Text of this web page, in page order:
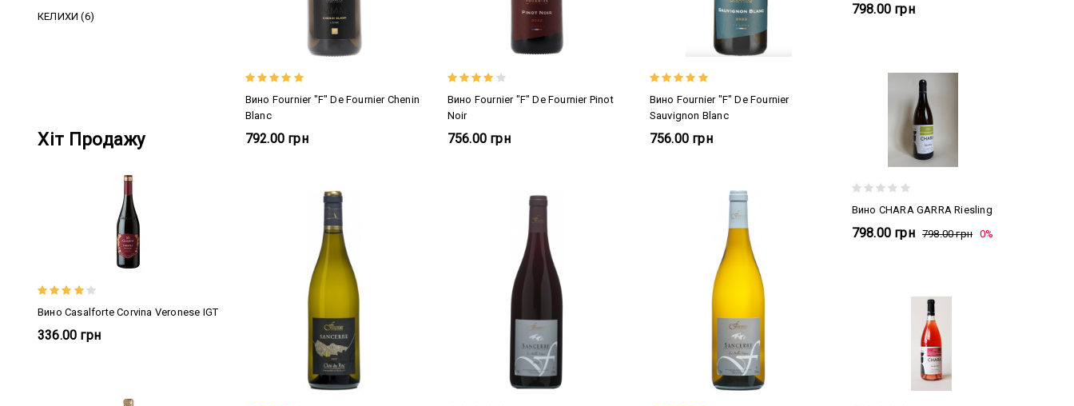
КЕЛИХИ (6)
Хіт Продажу
Вино Casalforte Corvina Veronese IGT
336.00 грн
Вино Fournier "F" De Fournier Chenin
Blanc
792.00 грн
Вино Fournier "F" De Fournier Pinot
Noir
756.00 грн
Вино Fournier "F" De Fournier
Sauvignon Blanc
756.00 грн
798.00 грн
Вино CHARA GARRA Riesling
798.00 грн 798.00 грн 0%